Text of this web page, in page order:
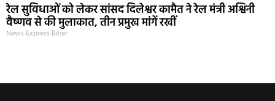
रेल सुविधाओं को लेकर सांसद दिलेश्वर कामैत ने रेल मंत्री अश्विनी
वैष्णव से की मुलाकात, तीन प्रमुख मांगें रखीं
News Express Bihar